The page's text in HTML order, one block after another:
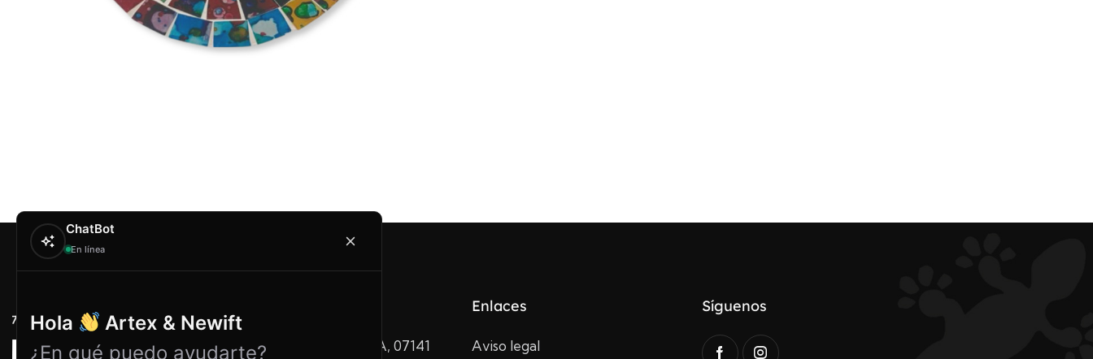
Carrer Conradors, 10A, 07141
Enlaces
Aviso legal
Síguenos
ChatBot
En línea
Hola
Artex & Newift
¿En qué puedo ayudarte?